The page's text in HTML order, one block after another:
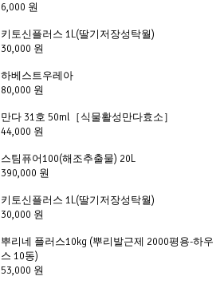
6,000 원
키토신플러스 1L(딸기저장성탁월)
30,000 원
하베스트우레아
80,000 원
만다 31호 50ml［식물활성만다효소］
44,000 원
스팀퓨어100(해조추출물) 20L
390,000 원
키토신플러스 1L(딸기저장성탁월)
30,000 원
뿌리네 플러스10kg (뿌리발근제 2000평용-하우
스 10동)
53,000 원